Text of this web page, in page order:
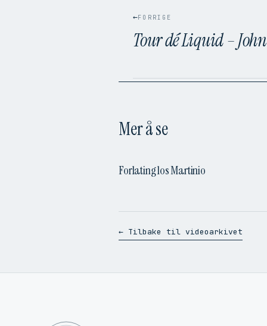
←FORRIGE
Tour dé Liquid –
Mer å se
Forlating los Martinio
← Tilbake til videoarkivet